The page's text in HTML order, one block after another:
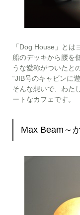
「Dog House」とは
船のデッキから腰を
うな愛称がついたと
“JIB号のキャビンに
そんな想いで、わた
ートなカフェです。
Max Beam～